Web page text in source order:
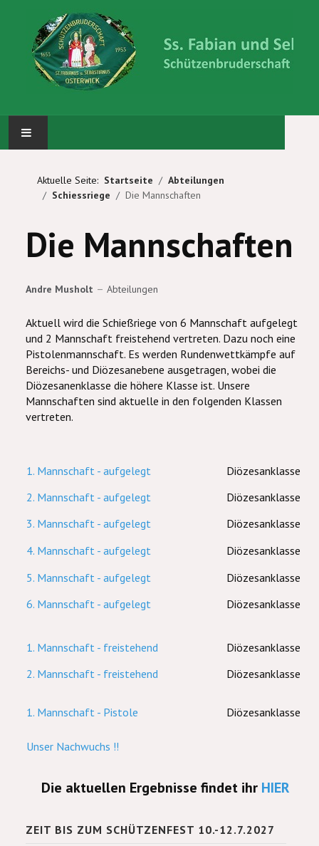
ABTEILUNGEN
KÖNIG UND PRINZEN
Aktuelle Seite: Startseite
Abteilungen
Schiessriege
Die Mannschaften
Die Mannschaften
Andre Musholt Abteilungen
Aktuell wird die Schießriege von 6 Mannschaft aufgelegt
und 2 Mannschaft freistehend vertreten. Dazu noch eine
Pistolenmannschaft. Es werden Rundenwettkämpfe auf
Bereichs- und Diözesanebene ausgetragen, wobei die
Diözesanenklasse die höhere Klasse ist. Unsere
Mannschaften sind aktuelle in den folgenden Klassen
vertreten.
1. Mannschaft - aufgelegt
Diözesanklasse
2. Mannschaft - aufgelegt
Diözesanklasse
3. Mannschaft - aufgelegt
Diözesanklasse
4. Mannschaft - aufgelegt
Diözesanklasse
5. Mannschaft - aufgelegt
Diözesanklasse
6. Mannschaft - aufgelegt
Diözesanklasse
1. Mannschaft - freistehend
Diözesanklasse
2. Mannschaft - freistehend
Diözesanklasse
1. Mannschaft - Pistole Diözesanklasse
Unser Nachwuchs !!
Die aktuellen Ergebnisse findet ihr HIER
ZEIT BIS ZUM SCHÜTZENFEST 10.-12.7.2027